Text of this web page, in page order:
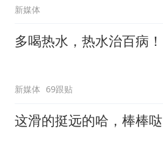
新媒体
多喝热水，热水治百病！
新媒体 69跟贴
这滑的挺远的哈，棒棒哒